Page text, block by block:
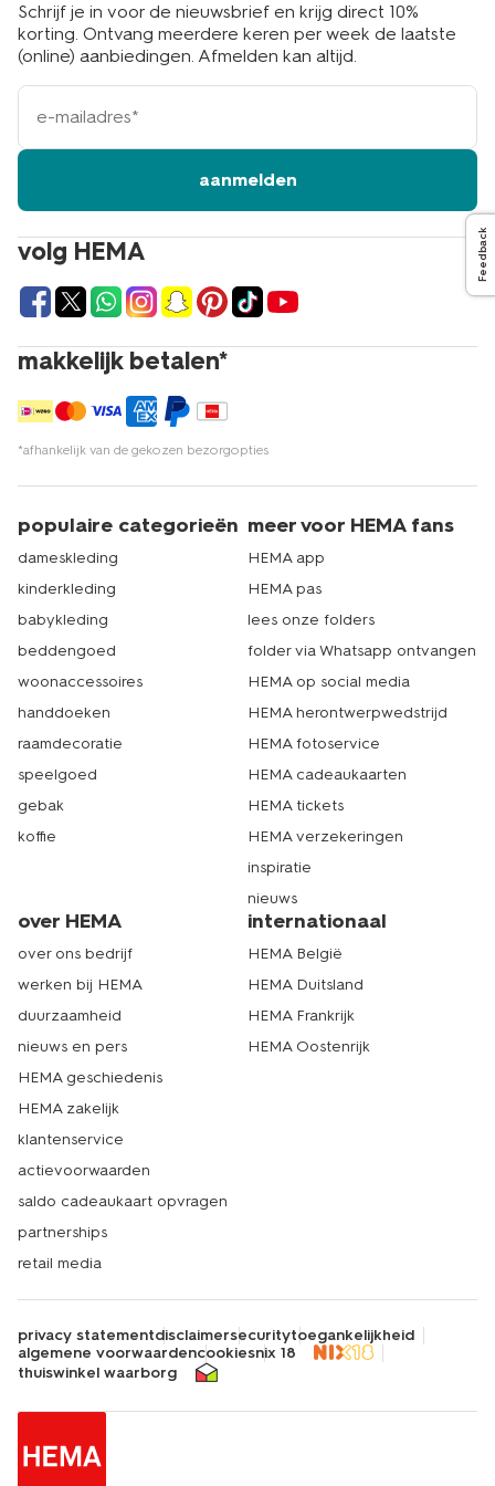
volg HEMA
makkelijk betalen*
*afhankelijk van de gekozen bezorgopties
Schrijf je in voor de nieuwsbrief en krijg direct 10%
korting. Ontvang meerdere keren per week de laatste
(online) aanbiedingen. Afmelden kan altijd.
e-
mailadres
aanmelden
populaire categorieën
dameskleding
kinderkleding
babykleding
beddengoed
woonaccessoires
handdoeken
raamdecoratie
speelgoed
gebak
koffie
meer voor HEMA fans
HEMA app
HEMA pas
lees onze folders
folder via Whatsapp ontvangen
HEMA op social media
HEMA herontwerpwedstrijd
HEMA fotoservice
HEMA cadeaukaarten
HEMA tickets
HEMA verzekeringen
inspiratie
nieuws
over HEMA
over ons bedrijf
werken bij HEMA
duurzaamheid
nieuws en pers
HEMA geschiedenis
HEMA zakelijk
klantenservice
actievoorwaarden
saldo cadeaukaart opvragen
partnerships
retail media
internationaal
HEMA België
HEMA Duitsland
HEMA Frankrijk
HEMA Oostenrijk
privacy statementdisclaimersecuritytoegankelijkheid
algemene voorwaardencookiesnix 18
thuiswinkel waarborg
Feedback